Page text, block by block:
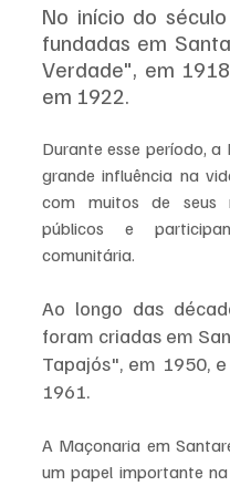
No início do
fundadas em
Verdade", em
em 1922.
Durante esse período,
grande influência na
com muitos de seus
públicos e
comunitária.
Ao longo das
foram criadas em
Tapajós", em 1950,
1961.
A Maçonaria em
um papel importante